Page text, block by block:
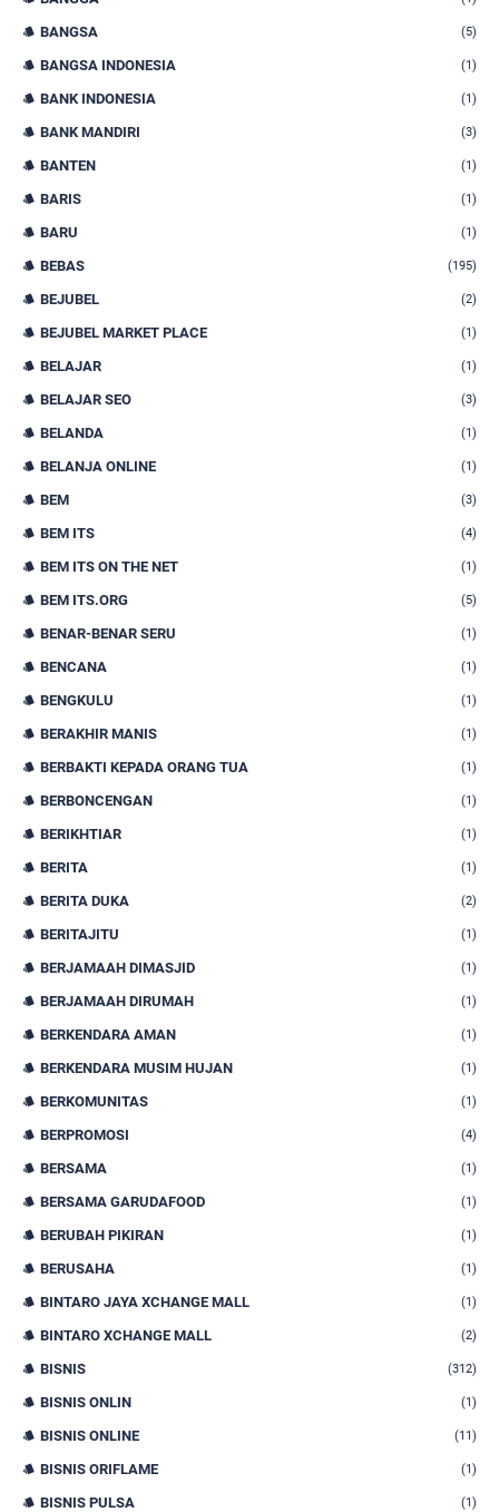
BANGSA (5)
BANGSA INDONESIA (1)
BANK INDONESIA (1)
BANK MANDIRI (3)
BANTEN (1)
BARIS (1)
BARU (1)
BEBAS (195)
BEJUBEL (2)
BEJUBEL MARKET PLACE (1)
BELAJAR (1)
BELAJAR SEO (3)
BELANDA (1)
BELANJA ONLINE (1)
BEM (3)
BEM ITS (4)
BEM ITS ON THE NET (1)
BEM ITS.ORG (5)
BENAR-BENAR SERU (1)
BENCANA (1)
BENGKULU (1)
BERAKHIR MANIS (1)
BERBAKTI KEPADA ORANG TUA (1)
BERBONCENGAN (1)
BERIKHTIAR (1)
BERITA (1)
BERITA DUKA (2)
BERITAJITU (1)
BERJAMAAH DIMASJID (1)
BERJAMAAH DIRUMAH (1)
BERKENDARA AMAN (1)
BERKENDARA MUSIM HUJAN (1)
BERKOMUNITAS (1)
BERPROMOSI (4)
BERSAMA (1)
BERSAMA GARUDAFOOD (1)
BERUBAH PIKIRAN (1)
BERUSAHA (1)
BINTARO JAYA XCHANGE MALL (1)
BINTARO XCHANGE MALL (2)
BISNIS (312)
BISNIS ONLIN (1)
BISNIS ONLINE (11)
BISNIS ORIFLAME (1)
BISNIS PULSA (1)